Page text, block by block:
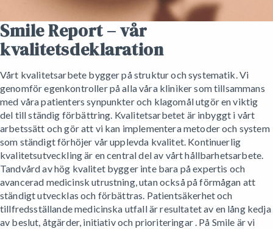
Smile Report – vår
kvalitetsdeklaration
Vårt kvalitetsarbete bygger på struktur och systematik. Vi
genomför egenkontroller på alla våra kliniker som tillsammans
med våra patienters synpunkter och klagomål utgör en viktig
del till ständig förbättring. Kvalitetsarbetet är inbyggt i vårt
arbetssätt och gör att vi kan implementera metoder och system
som ständigt förhöjer vår upplevda kvalitet. Kontinuerlig
kvalitetsutveckling är en central del av vårt hållbarhetsarbete.
Tandvård av hög kvalitet bygger inte bara på expertis och
avancerad medicinsk utrustning, utan också på förmågan att
ständigt utvecklas och förbättras. Patientsäkerhet och
tillfredsställande medicinska utfall är resultatet av en lång kedja
av beslut, åtgärder, initiativ och prioriteringar . På Smile är vi